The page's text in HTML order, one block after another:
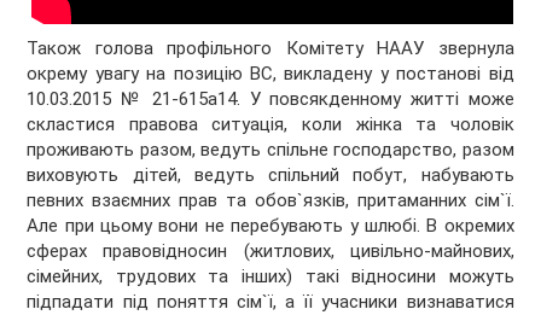
Також голова профільного Комітету НААУ звернула
окрему увагу на позицію ВС, викладену у постанові від
10.03.2015 № 21-615а14. У повсякденному житті може
скластися правова ситуація, коли жінка та чоловік
проживають разом, ведуть спільне господарство, разом
виховують дітей, ведуть спільний побут, набувають
певних взаємних прав та обов`язків, притаманних сім`ї.
Але при цьому вони не перебувають у шлюбі. В окремих
сферах правовідносин (житлових, цивільно-майнових,
сімейних, трудових та інших) такі відносини можуть
підпадати під поняття сім`ї, а її учасники визнаватися